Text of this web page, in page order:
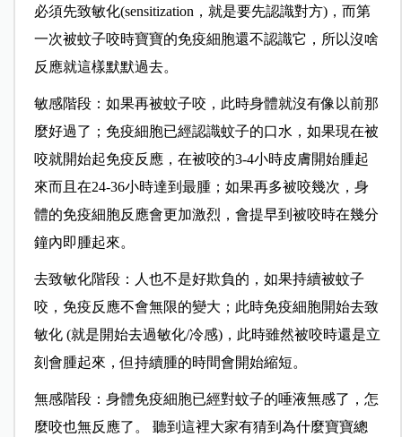
必須先致敏化(sensitization，就是要先認識對方)，而第
一次被蚊子咬時寶寶的免疫細胞還不認識它，所以沒啥
反應就這樣默默過去。
敏感階段：如果再被蚊子咬，此時身體就沒有像以前那
麼好過了；免疫細胞已經認識蚊子的口水，如果現在被
咬就開始起免疫反應，在被咬的3-4小時皮膚開始腫起
來而且在24-36小時達到最腫；如果再多被咬幾次，身
體的免疫細胞反應會更加激烈，會提早到被咬時在幾分
鐘內即腫起來。
去致敏化階段：人也不是好欺負的，如果持續被蚊子
咬，免疫反應不會無限的變大；此時免疫細胞開始去致
敏化 (就是開始去過敏化/冷感)，此時雖然被咬時還是立
刻會腫起來，但持續腫的時間會開始縮短。
無感階段：身體免疫細胞已經對蚊子的唾液無感了，怎
麼咬也無反應了。 聽到這裡大家有猜到為什麼寶寶總